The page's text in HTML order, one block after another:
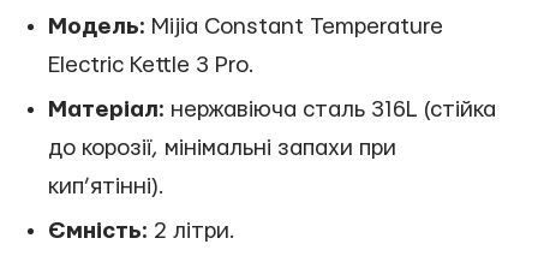
Модель: Mijia Constant Temperature
Electric Kettle 3 Pro.
Матеріал: нержавіюча сталь 316L (стійка
до корозії, мінімальні запахи при
кип’ятінні).
Ємність: 2 літри.